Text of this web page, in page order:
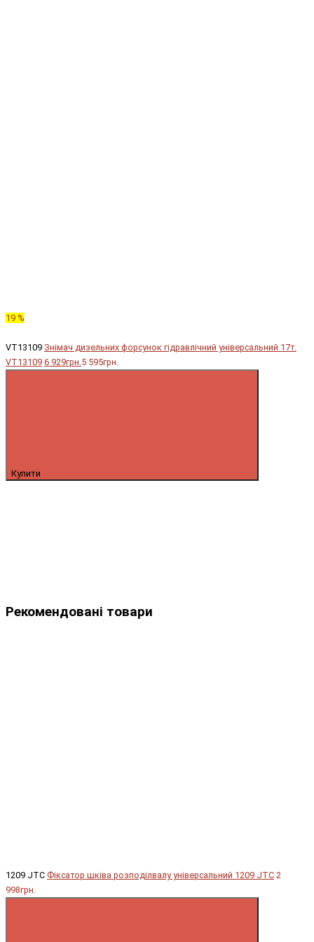
19 %
VT13109 Знімач дизельних форсунок гідравлічний універсальний 17т.
VT13109 6 929грн. 5 595грн.
Купити
Рекомендовані товари
1209 JTC Фіксатор шківа розподілвалу універсальний 1209 JTC 2
998грн.